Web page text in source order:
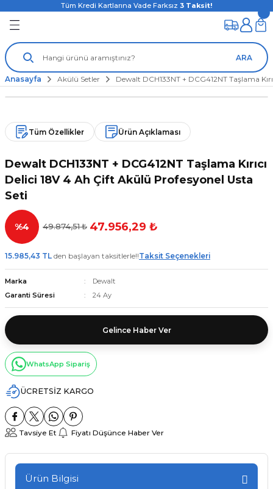
Tüm Kredi Kartlarına Vade Farksız 3 Taksit!
ARA
Anasayfa Akülü Setler Dewalt DCH133NT + DCG412NT Taşlama
Tüm Özellikler Ürün Açıklaması
Dewalt DCH133NT + DCG412NT Taşlama Kırıcı
Delici 18V 4 Ah Çift Akülü Profesyonel Usta
Seti
%4 49.874,51 ₺ 47.956,29 ₺
15.985,43 TL den başlayan taksitlerle!!Taksit Seçenekleri
Marka
Dewalt
Garanti Süresi
24 Ay
Gelince Haber Ver
WhatsApp Sipariş
ÜCRETSİZ KARGO
Tavsiye Et Fiyatı Düşünce Haber Ver
Ürün Bilgisi